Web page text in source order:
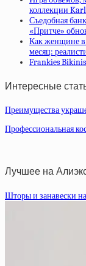
коллекции
Съедобная
«Притче»
Как женщине в
месяц:
Frankies
Интересные
Преимущества
Профессиональная
Лучшее на
Шторы и занавески